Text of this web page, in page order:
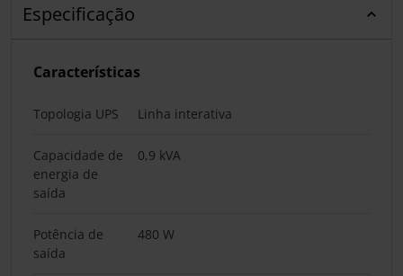
Especificação
Características
Topologia UPS Linha interativa
Capacidade de
energia de
saída
0,9 kVA
Potência de
saída
480 W